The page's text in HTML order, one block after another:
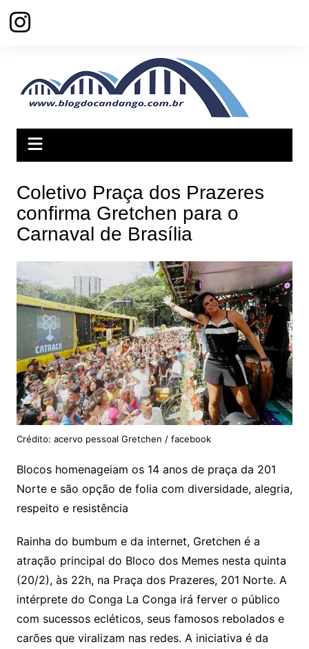
para
Coletivo Praça dos Prazeres
confirma Gretchen para o
Carnaval de Brasília
Crédito: acervo pessoal Gretchen / facebook
Blocos homenageiam os 14 anos de praça da 201
Norte e são opção de folia com diversidade, alegria,
respeito e resistência
Rainha do bumbum e da internet, Gretchen é a
atração principal do Bloco dos Memes nesta quinta
(20/2), às 22h, na Praça dos Prazeres, 201 Norte. A
intérprete do Conga La Conga irá ferver o público
com sucessos ecléticos, seus famosos rebolados e
carões que viralizam nas redes. A iniciativa é da